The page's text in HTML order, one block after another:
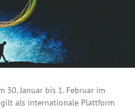
30. Januar bis 1. Februar im
als internationale Plattform